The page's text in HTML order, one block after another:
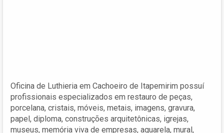
Oficina de Luthieria em Cachoeiro de Itapemirim possuí
profissionais especializados em restauro de peças,
porcelana, cristais, móveis, metais, imagens, gravura,
papel, diploma, construções arquitetônicas, igrejas,
museus, memória viva de empresas, aquarela, mural,